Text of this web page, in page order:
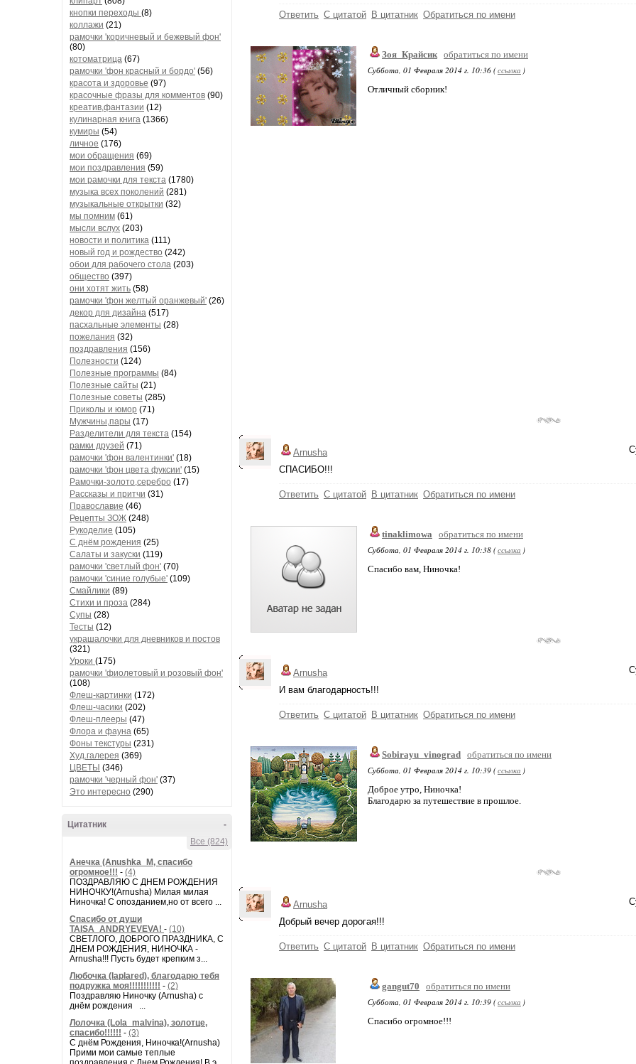
кнопки переходы (8)
коллажи (21)
рамочки 'коричневый и бежевый фон'
(80)
котоматрица (67)
рамочки 'фон красный и бордо' (56)
красота и здоровье (97)
красочные фразы для комментов (90)
креатив,фантазии (12)
кулинарная книга (1366)
кумиры (54)
личное (176)
мои обращения (69)
мои поздравления (59)
мои рамочки для текста (1780)
музыка всех поколений (281)
музыкальные открытки (32)
мы помним (61)
мысли вслух (203)
новости и политика (111)
новый год и рождество (242)
обои для рабочего стола (203)
общество (397)
они хотят жить (58)
рамочки 'фон желтый оранжевый' (26)
декор для дизайна (517)
пасхальные элементы (28)
пожелания (32)
поздравления (156)
Полезности (124)
Полезные программы (84)
Полезные сайты (21)
Полезные советы (285)
Приколы и юмор (71)
Мужчины,пары (17)
Разделители для текста (154)
рамки друзей (71)
рамочки 'фон валентинки' (18)
рамочки 'фон цвета фуксии' (15)
Рамочки-золото,серебро (17)
Рассказы и притчи (31)
Православие (46)
Рецепты ЗОЖ (248)
Рукоделие (105)
С днём рождения (25)
Салаты и закуски (119)
рамочки 'светлый фон' (70)
рамочки 'синие голубые' (109)
Смайлики (89)
Стихи и проза (284)
Супы (28)
Тесты (12)
украшалочки для дневников и постов
(321)
Уроки (175)
рамочки 'фиолетовый и розовый фон'
(108)
Флеш-картинки (172)
Флеш-часики (202)
Флеш-плееры (47)
Флора и фауна (65)
Фоны текстуры (231)
Худ.галерея (369)
ЦВЕТЫ (346)
рамочки 'черный фон' (37)
Это интересно (290)
-
Цитатник
Все (824)
Анечка (Anushka_M, спасибо
огромное!!! - (4)
ПОЗДРАВЛЯЮ С ДНЕМ РОЖДЕНИЯ
НИНОЧКУ!(Arnusha) Милая милая
Ниночка! С опозданием,но от всего ...
Спасибо от души
TAISA_ANDRYEVEVA! - (10)
СВЕТЛОГО, ДОБРОГО ПРАЗДНИКА, С
ДНЕМ РОЖДЕНИЯ, НИНОЧКА -
Arnusha!!! Пусть будет крепким з...
Любочка (laplared), благодарю тебя
подружка моя!!!!!!!!!!! - (2)
Поздравляю Ниночку (Arnusha) с
днём рождения ...
Лолочка (Lola_malvina), золотце,
спасибо!!!!!! - (3)
С днём Рождения, Ниночка!(Аrnusha)
Прими мои самые теплые
Ответить С цитатой В цитатник Обратиться по имени
Зоя_Крайсик обратиться по имени
Суббота, 01 Февраля 2014 г. 10:36 (ссылка )
Отличный сборник!
Arnusha
СПАСИБО!!!
Ответить С цитатой В цитатник Обратиться по имени
tinaklimowa
обратиться по имени
Суббота, 01 Февраля 2014 г. 10:38 (ссылка )
Спасибо вам, Ниночка!
Arnusha
И вам благодарность!!!
Ответить С цитатой В цитатник Обратиться по имени
Sobirayu_vinograd обратиться по имени
Суббота, 01 Февраля 2014 г. 10:39 (ссылка )
Доброе утро, Ниночка!
Благодарю за путешествие в прошлое.
Arnusha
Добрый вечер дорогая!!!
Ответить С цитатой В цитатник Обратиться по имени
gangut70
обратиться по имени
Суббота, 01 Февраля 2014 г. 10:39 (ссылка )
Спасибо огромное!!!